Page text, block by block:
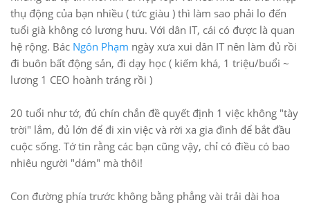
thụ động của bạn nhiều ( tức giàu ) thì làm sao phải lo đến
tuổi già không có lương hưu. Với dân IT, cái có được là quan
hệ rộng. Bác Ngôn Phạm ngày xưa xui dân IT nên làm đủ rồi
đi buôn bất động sản, đi dạy học ( kiếm khá, 1 triệu/buổi ~
lương 1 CEO hoành tráng rồi )
20 tuổi như tớ, đủ chín chắn đề quyết định 1 việc không "tày
trời" lắm, đủ lớn để đi xin việc và rời xa gia đình để bắt đầu
cuộc sống. Tớ tin rằng các bạn cũng vậy, chỉ có điều có bao
nhiêu người "dám" mà thôi!
Con đường phía trước không bằng phẳng vài trải dài hoa